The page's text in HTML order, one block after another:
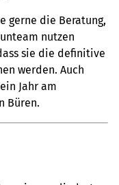
gerne die Beratung,
nutzen
sie die definitive
werden. Auch
Jahr am
Büren.